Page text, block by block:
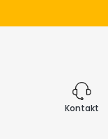
Kontakt